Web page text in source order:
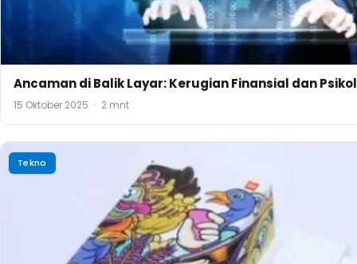
Ancaman di Balik Layar: Kerugian Finansial dan
15 Oktober 2025 · 2 mnt
Tekno